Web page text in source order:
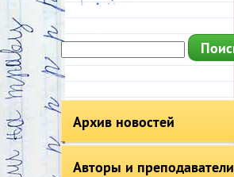
Архив новостей
Авторы и преподаватели